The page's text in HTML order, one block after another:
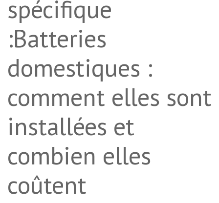
spécifique
:Batteries
domestiques :
comment elles sont
installées et
combien elles
coûtent